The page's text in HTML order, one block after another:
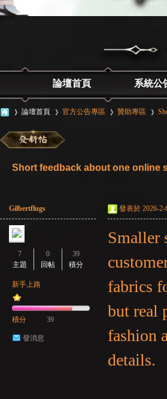
論壇首頁 系統公
»
論壇首頁 官方公告專區 贊助專區
›
Short feedback about one online
Gilbertflugs
7
主題
0
回帖
39
積分
新手上路
積分 39
發消息
發表於 2026-2-
Smaller
fabrics
but real
fashion
details.